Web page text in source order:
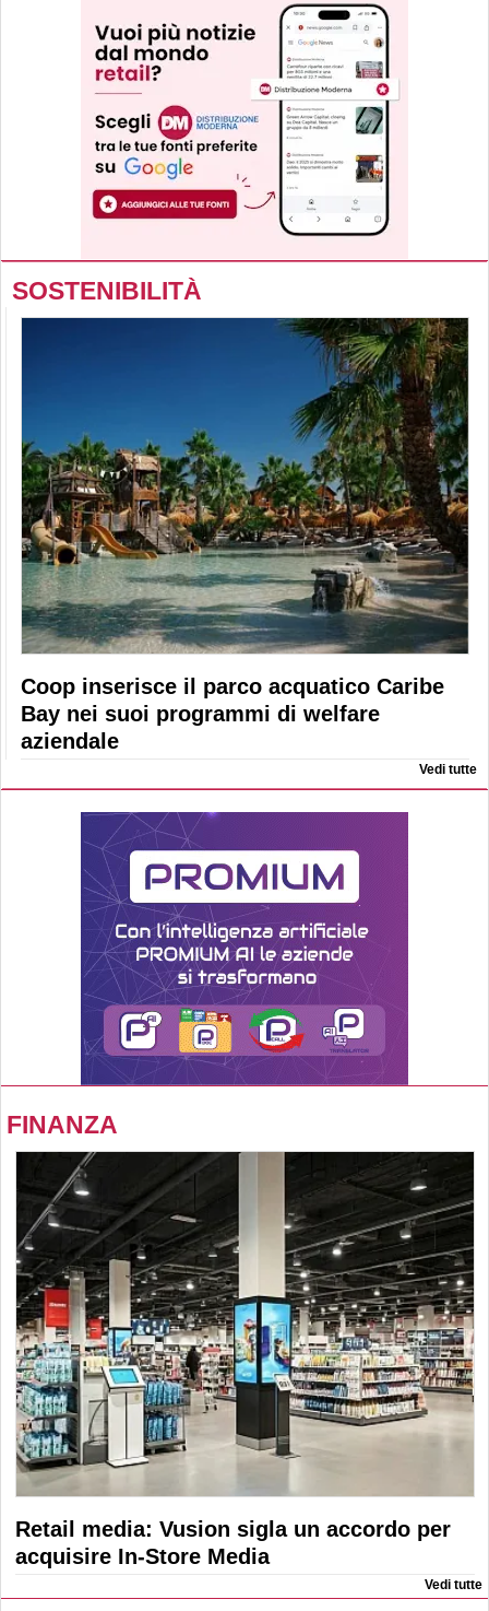
SOSTENIBILITÀ
Coop inserisce il parco acquatico Caribe
Bay nei suoi programmi di welfare
aziendale
Vedi tutte
FINANZA
Retail media: Vusion sigla un accordo per
acquisire In-Store Media
Vedi tutte